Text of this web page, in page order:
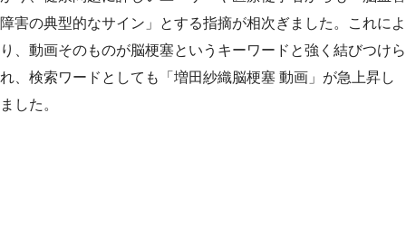
障害の典型的なサイン」とする指摘が相次ぎました。これによ
り、動画そのものが脳梗塞というキーワードと強く結びつけら
れ、検索ワードとしても「増田紗織脳梗塞 動画」が急上昇し
ました。